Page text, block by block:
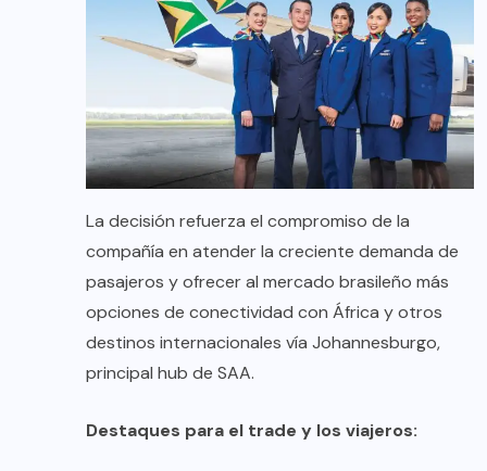
La decisión refuerza el compromiso de la
compañía en atender la creciente demanda de
pasajeros y ofrecer al mercado brasileño más
opciones de conectividad con África y otros
destinos internacionales vía Johannesburgo,
principal hub de SAA.
Destaques para el trade y los viajeros: